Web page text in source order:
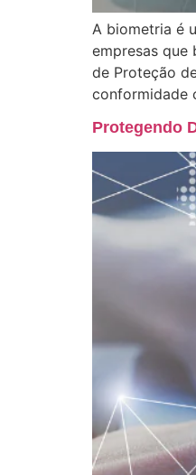
A biometria é
empresas que
de Proteção
conformidade
Protegendo